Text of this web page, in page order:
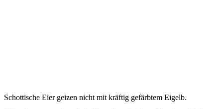
Schottische Eier geizen nicht mit kräftig gefärbtem Eigelb.